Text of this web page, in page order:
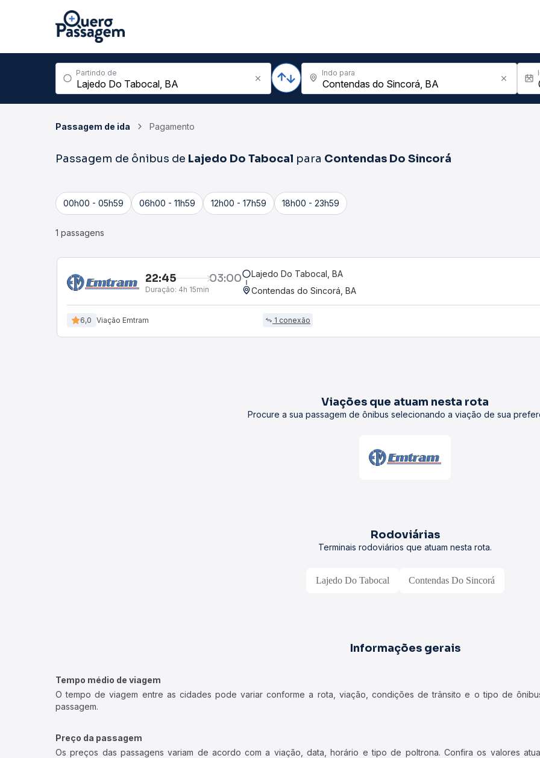
Partindo de Indo para
Passagem de ida Pagamento
Passagem de ônibus de Lajedo Do Tabocal para Contendas Do Sincorá
00h00 - 05h59 06h00 - 11h59 12h00 - 17h59 18h00 - 23h59
1 passagens
22:45 03:00
Duração: 4h 15min
Lajedo Do Tabocal, BA
Contendas do Sincorá, BA
6,0 Viação Emtram 1 conexão
Viações que atuam nesta rota
Procure a sua passagem de ônibus selecionando a viação de sua
Rodoviárias
Terminais rodoviários que atuam nesta rota.
Lajedo Do Tabocal Contendas Do Sincorá
Informações gerais
Tempo médio de viagem
O tempo de viagem entre as cidades pode variar conforme a rota, viação, condições de trânsito e o tipo de
passagem.
Preço da passagem
Os preços das passagens variam de acordo com a viação, data, horário e tipo de poltrona. Confira os valores